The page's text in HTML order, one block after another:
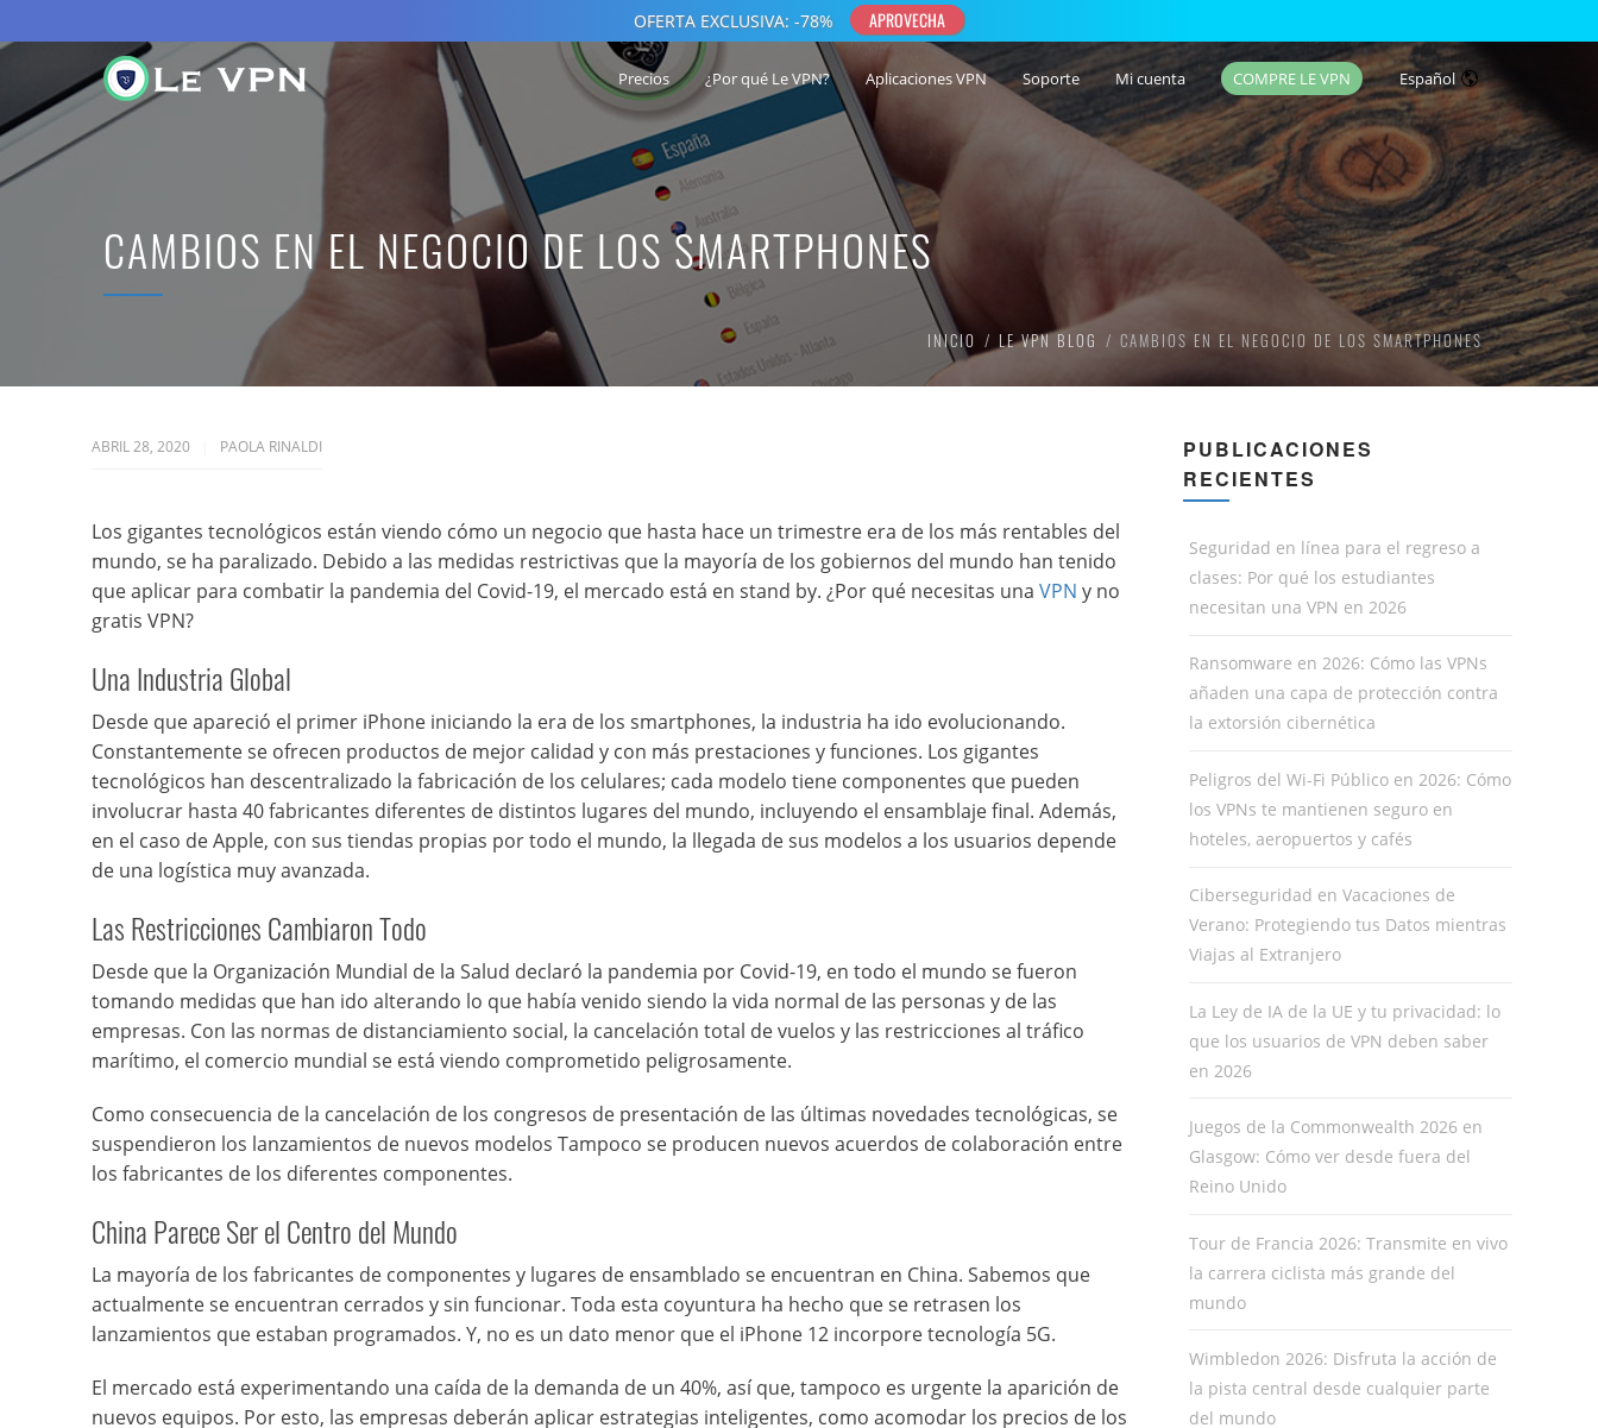
Precios ¿Por qué Le VPN? Aplicaciones VPN Soporte Mi cuenta COMPRE LE VPN Español
CAMBIOS EN EL NEGOCIO DE LOS SMARTPHONES
INICIO LE VPN BLOG CAMBIOS EN EL NEGOCIO DE LOS SMARTPHONES
ABRIL 28, 2020 PAOLA RINALDI
Los gigantes tecnológicos están viendo cómo un negocio que hasta hace un trimestre era de los más rentables del
mundo, se ha paralizado. Debido a las medidas restrictivas que la mayoría de los gobiernos del mundo han tenido
que aplicar para combatir la pandemia del Covid-19, el mercado está en stand by. ¿Por qué necesitas una VPN y no
gratis VPN?
Una Industria Global
Desde que apareció el primer iPhone iniciando la era de los smartphones, la industria ha ido evolucionando.
Constantemente se ofrecen productos de mejor calidad y con más prestaciones y funciones. Los gigantes
tecnológicos han descentralizado la fabricación de los celulares; cada modelo tiene componentes que pueden
involucrar hasta 40 fabricantes diferentes de distintos lugares del mundo, incluyendo el ensamblaje final. Además,
en el caso de Apple, con sus tiendas propias por todo el mundo, la llegada de sus modelos a los usuarios depende
de una logística muy avanzada.
Las Restricciones Cambiaron Todo
Desde que la Organización Mundial de la Salud declaró la pandemia por Covid-19, en todo el mundo se fueron
tomando medidas que han ido alterando lo que había venido siendo la vida normal de las personas y de las
empresas. Con las normas de distanciamiento social, la cancelación total de vuelos y las restricciones al tráfico
marítimo, el comercio mundial se está viendo comprometido peligrosamente.
Como consecuencia de la cancelación de los congresos de presentación de las últimas novedades tecnológicas, se
suspendieron los lanzamientos de nuevos modelos Tampoco se producen nuevos acuerdos de colaboración entre
los fabricantes de los diferentes componentes.
China Parece Ser el Centro del Mundo
La mayoría de los fabricantes de componentes y lugares de ensamblado se encuentran en China. Sabemos que
actualmente se encuentran cerrados y sin funcionar. Toda esta coyuntura ha hecho que se retrasen los
lanzamientos que estaban programados. Y, no es un dato menor que el iPhone 12 incorpore tecnología 5G.
El mercado está experimentando una caída de la demanda de un 40%, así que, tampoco es urgente la aparición de
nuevos equipos. Por esto, las empresas deberán aplicar estrategias inteligentes, como acomodar los precios de los
PUBLICACIONES
RECIENTES
Seguridad en línea para el regreso a
clases: Por qué los estudiantes
necesitan una VPN en 2026
Ransomware en 2026: Cómo las VPNs
añaden una capa de protección contra
la extorsión cibernética
Peligros del Wi-Fi Público en 2026: Cómo
los VPNs te mantienen seguro en
hoteles, aeropuertos y cafés
Ciberseguridad en Vacaciones de
Verano: Protegiendo tus Datos mientras
Viajas al Extranjero
La Ley de IA de la UE y tu privacidad: lo
que los usuarios de VPN deben saber
en 2026
Juegos de la Commonwealth 2026 en
Glasgow: Cómo ver desde fuera del
Reino Unido
Tour de Francia 2026: Transmite en vivo
la carrera ciclista más grande del
mundo
Wimbledon 2026: Disfruta la acción de
la pista central desde cualquier parte
del mundo